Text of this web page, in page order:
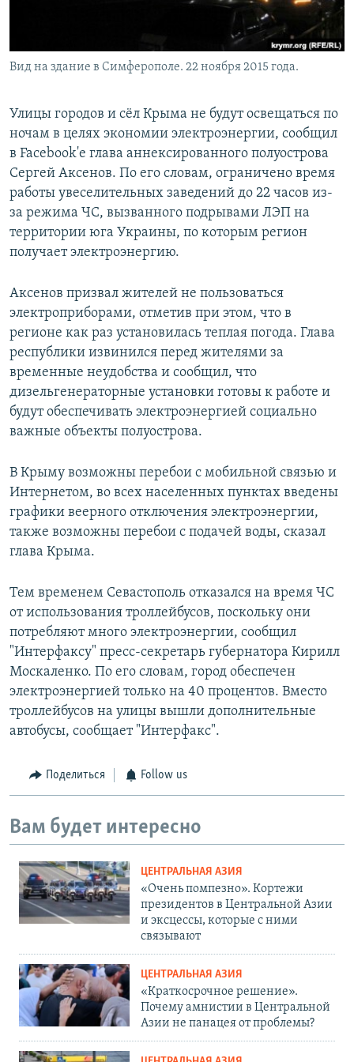
Вид на здание в Симферополе. 22 ноября 2015 года.
Улицы городов и сёл Крыма не будут освещаться по
ночам в целях экономии электроэнергии, сообщил
в Facebook'e глава аннексированного полуострова
Сергей Аксенов. По его словам, ограничено время
работы увеселительных заведений до 22 часов из-
за режима ЧС, вызванного подрывами ЛЭП на
территории юга Украины, по которым регион
получает электроэнергию.
Аксенов призвал жителей не пользоваться
электроприборами, отметив при этом, что в
регионе как раз установилась теплая погода. Глава
республики извинился перед жителями за
временные неудобства и сообщил, что
дизельгенераторные установки готовы к работе и
будут обеспечивать электроэнергией социально
важные объекты полуострова.
В Крыму возможны перебои с мобильной связью и
Интернетом, во всех населенных пунктах введены
графики веерного отключения электроэнергии,
также возможны перебои с подачей воды, сказал
глава Крыма.
Тем временем Севастополь отказался на время ЧС
от использования троллейбусов, поскольку они
потребляют много электроэнергии, сообщил
"Интерфаксу" пресс-секретарь губернатора Кирилл
Москаленко. По его словам, город обеспечен
электроэнергией только на 40 процентов. Вместо
троллейбусов на улицы вышли дополнительные
автобусы, сообщает "Интерфакс".
Поделиться Follow us
Вам будет интересно
ЦЕНТРАЛЬНАЯ АЗИЯ
«Очень помпезно». Кортежи
президентов в Центральной Азии
и эксцессы, которые с ними
связывают
ЦЕНТРАЛЬНАЯ АЗИЯ
«Краткосрочное решение».
Почему амнистии в Центральной
Азии не панацея от проблемы?